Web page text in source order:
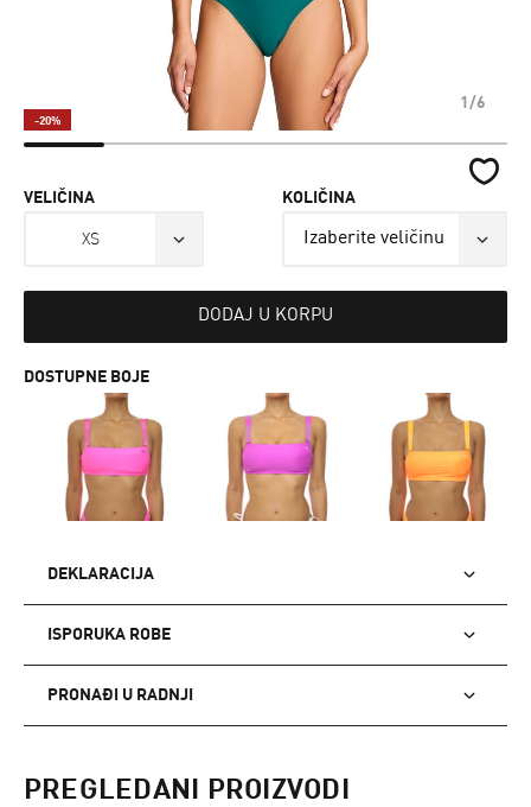
1/6
-20%
VELIČINA
XS
KOLIČINA
DODAJ U KORPU
DOSTUPNE BOJE
DEKLARACIJA
ISPORUKA ROBE
PRONAĐI U RADNJI
PREGLEDANI PROIZVODI